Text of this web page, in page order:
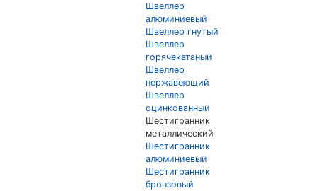
Швеллер
алюминиевый
Швеллер гнутый
Швеллер
горячекатаный
Швеллер
нержавеющий
Швеллер
оцинкованный
Шестигранник
металлический
Шестигранник
алюминиевый
Шестигранник
бронзовый